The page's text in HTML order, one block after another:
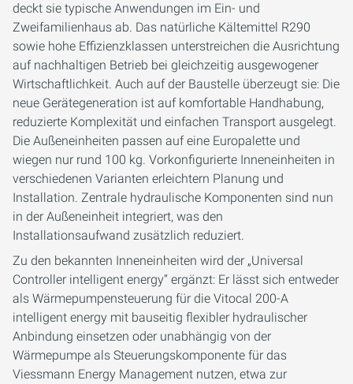
deckt sie typische Anwendungen im Ein- und
Zweifamilienhaus ab. Das natürliche Kältemittel R290
sowie hohe Effizienzklassen unterstreichen die Ausrichtung
auf nachhaltigen Betrieb bei gleichzeitig ausgewogener
Wirtschaftlichkeit. Auch auf der Baustelle überzeugt sie: Die
neue Gerätegeneration ist auf komfortable Handhabung,
reduzierte Komplexität und einfachen Transport ausgelegt.
Die Außeneinheiten passen auf eine Europalette und
wiegen nur rund 100 kg. Vorkonfigurierte Inneneinheiten in
verschiedenen Varianten erleichtern Planung und
Installation. Zentrale hydraulische Komponenten sind nun
in der Außeneinheit integriert, was den
Installationsaufwand zusätzlich reduziert.
Zu den bekannten Inneneinheiten wird der „Universal
Controller intelligent energy“ ergänzt: Er lässt sich entweder
als Wärmepumpensteuerung für die Vitocal 200-A
intelligent energy mit bauseitig flexibler hydraulischer
Anbindung einsetzen oder unabhängig von der
Wärmepumpe als Steuerungskomponente für das
Viessmann Energy Management nutzen, etwa zur